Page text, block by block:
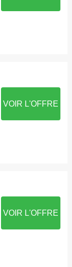
VOIR L'OFFRE
VOIR L'OFFRE